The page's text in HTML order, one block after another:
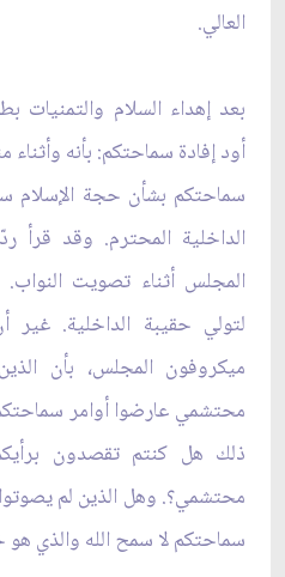
العالي.
بعد إهداء السلام والتمنيات
أود إفادة سماحتكم: بأنه وأثناء
سماحتكم بشأن حجة الإسلام
الداخلية المحترم. وقد
المجلس أثناء تصويت
لتولي حقيبة الداخلية.
ميكروفون المجلس، بأن
محتشمي عارضوا أوامر
ذلك هل كنتم تقصدون
محتشمي؟. وهل الذين لم يصوتوا
سماحتكم لا سمح الله والذي هو